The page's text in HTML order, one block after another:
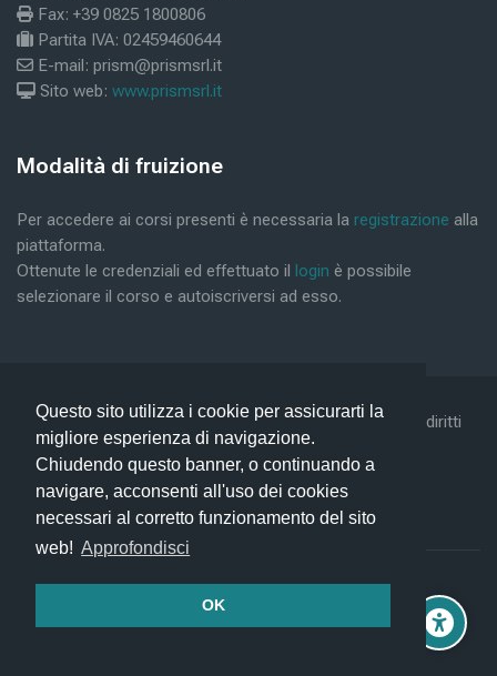
Questo sito utilizza i cookie per assicurarti la
migliore esperienza di navigazione.
Chiudendo questo banner, o continuando a
navigare, acconsenti all'uso dei cookies
necessari al corretto funzionamento del sito
web! Approfondisci
OK
Fax: +39 0825 1800806
Partita IVA: 02459460644
E-mail: prism@prismsrl.it
Sito web: www.prismsrl.it
Blöcke
Modalità di fruizione überspringen
Modalità di fruizione
Per accedere ai corsi presenti è necessaria la registrazione alla
piattaforma.
Ottenute le credenziali ed effettuato il login è possibile
selezionare il corso e autoiscriversi ad esso.
©2019 Conform Scarl & Prism Consulting Srl - Tutti i diritti
riservati - Privacy Policy -
Unsere Datenlöschfristen
Standarddesign